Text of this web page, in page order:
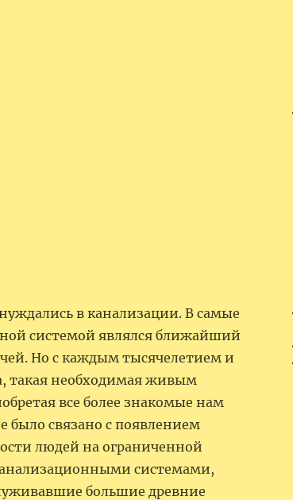
в канализации. В самые
системой являлся ближайший
Но с каждым тысячелетием и
такая необходимая живым
все более знакомые нам
было связано с появлением
людей на ограниченной
системами,
большие древние